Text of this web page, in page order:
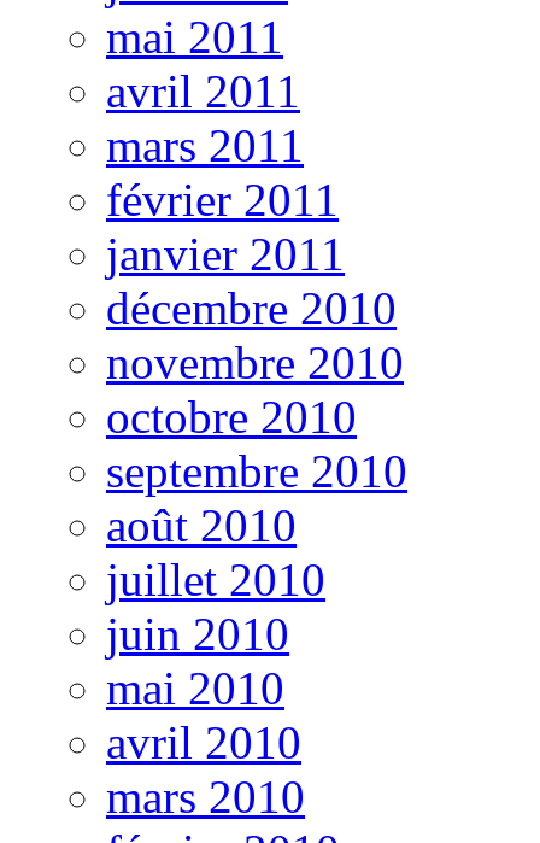
mai 2011
avril 2011
mars 2011
février 2011
janvier 2011
décembre 2010
novembre 2010
octobre 2010
septembre 2010
août 2010
juillet 2010
juin 2010
mai 2010
avril 2010
mars 2010